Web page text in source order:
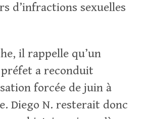
d’infractions sexuelles
il rappelle qu’un
a reconduit
forcée de juin à
Diego N. resterait donc